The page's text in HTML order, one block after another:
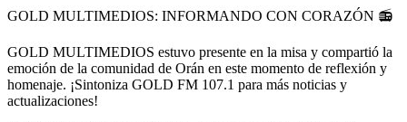
GOLD MULTIMEDIOS: INFORMANDO CON CORAZÓN 📻
GOLD MULTIMEDIOS estuvo presente en la misa y compartió la
emoción de la comunidad de Orán en este momento de reflexión y
homenaje. ¡Sintoniza GOLD FM 107.1 para más noticias y
actualizaciones!